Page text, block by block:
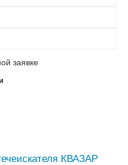
заявке
КВАЗАР